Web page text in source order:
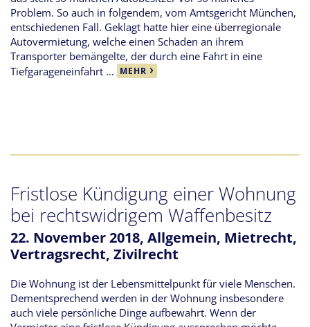
Problem. So auch in folgendem, vom Amtsgericht München,
entschiedenen Fall. Geklagt hatte hier eine überregionale
Autovermietung, welche einen Schaden an ihrem
Transporter bemängelte, der durch eine Fahrt in eine
Tiefgarageneinfahrt … MEHR
Fristlose Kündigung einer Wohnung
bei rechtswidrigem Waffenbesitz
22. November 2018, Allgemein, Mietrecht,
Vertragsrecht, Zivilrecht
Die Wohnung ist der Lebensmittelpunkt für viele Menschen.
Dementsprechend werden in der Wohnung insbesondere
auch viele persönliche Dinge aufbewahrt. Wenn der